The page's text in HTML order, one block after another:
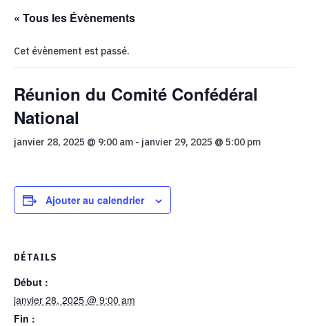
« Tous les Évènements
Cet évènement est passé.
Réunion du Comité Confédéral
National
janvier 28, 2025 @ 9:00 am - janvier 29, 2025 @ 5:00 pm
Ajouter au calendrier
DÉTAILS
Début :
janvier 28, 2025 @ 9:00 am
Fin :